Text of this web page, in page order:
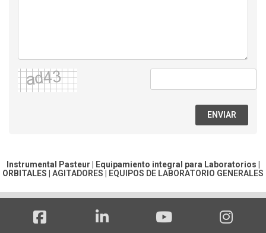
ENVIAR
Instrumental Pasteur | Equipamiento integral para Laboratorios |
ORBITALES | AGITADORES | EQUIPOS DE LABORATORIO GENERALES